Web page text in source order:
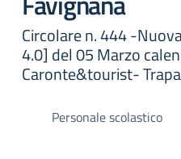
Circolare n. 444 -
4.0] del 05 Marzo
Caronte&tourist-
Personale scolastico